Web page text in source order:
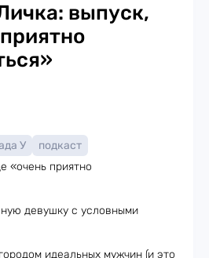
выпуск,
У
подкаст
«очень приятно
девушку с условными
идеальных мужчин (и это